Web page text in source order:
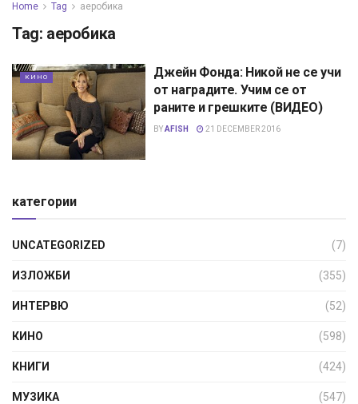
Home Tag аеробика
Tag: аеробика
КИНО
Джейн Фонда: Никой не се учи
от наградите. Учим се от
раните и грешките (ВИДЕО)
BYAFISH 21 DECEMBER 2016
категории
UNCATEGORIZED (7)
ИЗЛОЖБИ (355)
ИНТЕРВЮ (52)
КИНО (598)
КНИГИ (424)
МУЗИКА (547)